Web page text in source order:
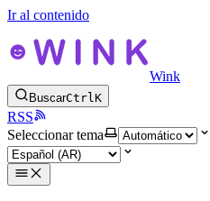
Ir al contenido
Wink
BuscarCtrlK
RSS
Seleccionar tema